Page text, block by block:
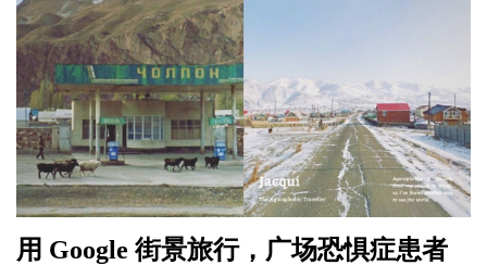
用 Google 街景旅行，广场恐惧症患者